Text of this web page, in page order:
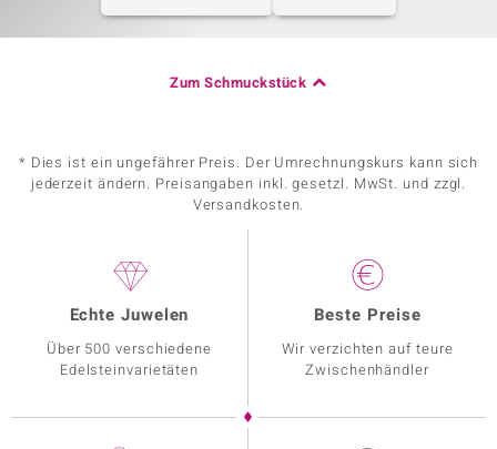
Zum Schmuckstück
* Dies ist ein ungefährer Preis. Der Umrechnungskurs kann sich
jederzeit ändern. Preisangaben inkl. gesetzl. MwSt. und zzgl.
Versandkosten.
Echte Juwelen
Über 500 verschiedene
Edelsteinvarietäten
Beste Preise
Wir verzichten auf teure
Zwischenhändler